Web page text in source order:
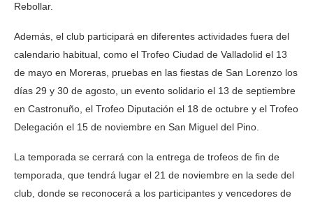
Rebollar.
Además, el club participará en diferentes actividades fuera del
calendario habitual, como el Trofeo Ciudad de Valladolid el 13
de mayo en Moreras, pruebas en las fiestas de San Lorenzo los
días 29 y 30 de agosto, un evento solidario el 13 de septiembre
en Castronuño, el Trofeo Diputación el 18 de octubre y el Trofeo
Delegación el 15 de noviembre en San Miguel del Pino.
La temporada se cerrará con la entrega de trofeos de fin de
temporada, que tendrá lugar el 21 de noviembre en la sede del
club, donde se reconocerá a los participantes y vencedores de